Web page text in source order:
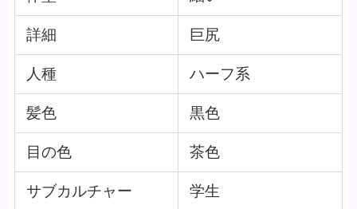
詳細 巨尻
人種 ハーフ系
髪色 黒色
目の色 茶色
サブカルチャー 学生